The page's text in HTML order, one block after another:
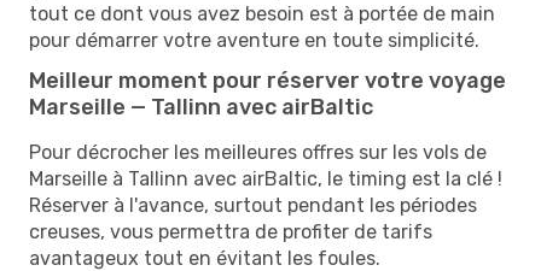
tout ce dont vous avez besoin est à portée de main
pour démarrer votre aventure en toute simplicité.
Meilleur moment pour réserver votre voyage
Marseille — Tallinn avec airBaltic
Pour décrocher les meilleures offres sur les vols de
Marseille à Tallinn avec airBaltic, le timing est la clé !
Réserver à l'avance, surtout pendant les périodes
creuses, vous permettra de profiter de tarifs
avantageux tout en évitant les foules.